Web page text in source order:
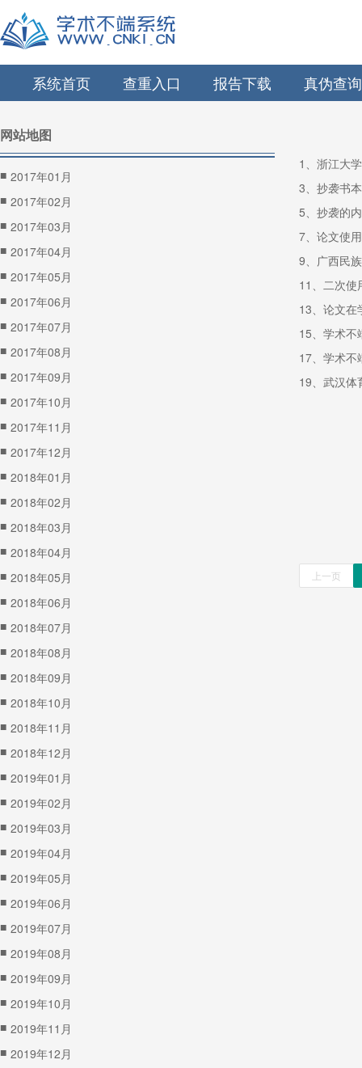
系统首页 查重入口 报告下载 真伪查询
网站地图
■ 2017年01月
■ 2017年02月
■ 2017年03月
■ 2017年04月
■ 2017年05月
■ 2017年06月
■ 2017年07月
■ 2017年08月
■ 2017年09月
■ 2017年10月
■ 2017年11月
■ 2017年12月
■ 2018年01月
■ 2018年02月
■ 2018年03月
■ 2018年04月
■ 2018年05月
■ 2018年06月
■ 2018年07月
■ 2018年08月
■ 2018年09月
■ 2018年10月
■ 2018年11月
■ 2018年12月
■ 2019年01月
■ 2019年02月
■ 2019年03月
■ 2019年04月
■ 2019年05月
■ 2019年06月
■ 2019年07月
■ 2019年08月
■ 2019年09月
■ 2019年10月
■ 2019年11月
■ 2019年12月
1、浙江大
3、抄袭书
5、抄袭的
7、论文使
9、广西民
13、论文在
15、学术不
17、学术不
19、武汉体
上一页